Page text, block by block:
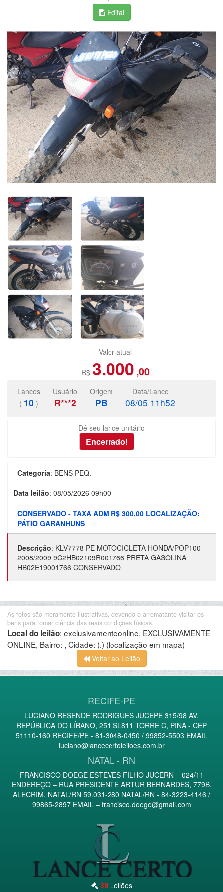
Edital
Valor atual
R$ 3.000 ,00
Lances
( 10 )
Usuário
R***2
Origem
PB
Data/Lance
08/05 11h52
Dê seu lance unitário
Categoria: BENS PEQ.
Data leilão: 08/05/2026 09h00
CONSERVADO - TAXA ADM R$ 300,00 LOCALIZAÇÃO:
PÁTIO GARANHUNS
Descrição: KLV7778 PE MOTOCICLETA HONDA/POP100
2008/2009 9C2HB02109R001766 PRETA GASOLINA
HB02E19001766 CONSERVADO
As fotos são meramente ilustrativas, devendo o arrematante visitar os
bens para tomar ciência das reais condições físicas.
Local do leilão: exclusivamenteonline, EXCLUSIVAMENTE
ONLINE, Bairro: , Cidade: (.) (localização em mapa)
Voltar ao Leilão
RECIFE-PE
LUCIANO RESENDE RODRIGUES JUCEPE 315/98 AV.
REPÚBLICA DO LÍBANO, 251 SL811 TORRE C, PINA - CEP
51110-160 RECIFE/PE - 81-3048-0450 / 99852-5503 EMAIL
luciano@lancecertoleiloes.com.br
NATAL - RN
FRANCISCO DOEGE ESTEVES FILHO JUCERN – 024/11
ENDEREÇO – RUA PRESIDENTE ARTUR BERNARDES, 779B,
ALECRIM, NATAL/RN 59.031-280 NATAL/RN - 84-3223-4146 /
99865-2897 EMAIL – francisco.doege@gmail.com
38 Leilões